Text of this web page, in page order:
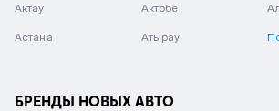
Актау Актобе
Астана Атырау
БРЕНДЫ НОВЫХ АВТО